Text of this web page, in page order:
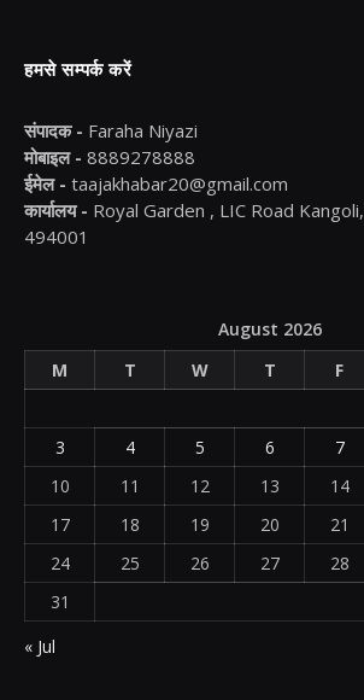
हमसे सम्पर्क करें
संपादक - Faraha Niyazi
मोबाइल - 8889278888
ईमेल - taajakhabar20@gmail.com
कार्यालय - Royal Garden , LIC Road
494001
August 2026
M
T W T F
3
4 5 6 7
10
11 12 13 14
17
18 19 20 21
24
25 26 27 28
31
« Jul